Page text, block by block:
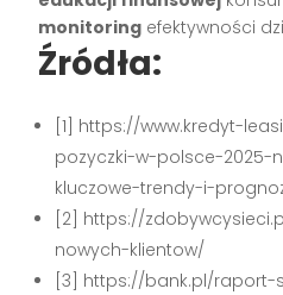
monitoring efektywności
Źródła:
[1] https://www.kredyt-
pozyczki-w-polsce-2025-
kluczowe-trendy-i-
[2] https://
nowych-klientow/
[3] https://bank.pl/